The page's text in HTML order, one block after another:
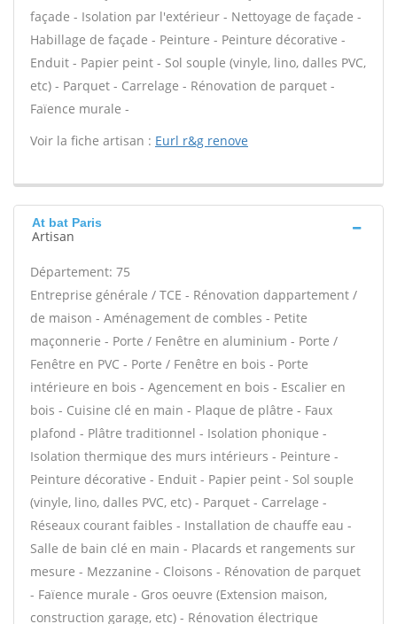
façade - Isolation par l'extérieur - Nettoyage de façade -
Habillage de façade - Peinture - Peinture décorative -
Enduit - Papier peint - Sol souple (vinyle, lino, dalles PVC,
etc) - Parquet - Carrelage - Rénovation de parquet -
Faïence murale -
Voir la fiche artisan : Eurl r&g renove
At bat Paris
Artisan
Département: 75
Entreprise générale / TCE - Rénovation dappartement /
de maison - Aménagement de combles - Petite
maçonnerie - Porte / Fenêtre en aluminium - Porte /
Fenêtre en PVC - Porte / Fenêtre en bois - Porte
intérieure en bois - Agencement en bois - Escalier en
bois - Cuisine clé en main - Plaque de plâtre - Faux
plafond - Plâtre traditionnel - Isolation phonique -
Isolation thermique des murs intérieurs - Peinture -
Peinture décorative - Enduit - Papier peint - Sol souple
(vinyle, lino, dalles PVC, etc) - Parquet - Carrelage -
Réseaux courant faibles - Installation de chauffe eau -
Salle de bain clé en main - Placards et rangements sur
mesure - Mezzanine - Cloisons - Rénovation de parquet
- Faïence murale - Gros oeuvre (Extension maison,
construction garage, etc) - Rénovation électrique